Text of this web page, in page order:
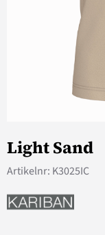
Light Sand
Artikelnr: K3025IC